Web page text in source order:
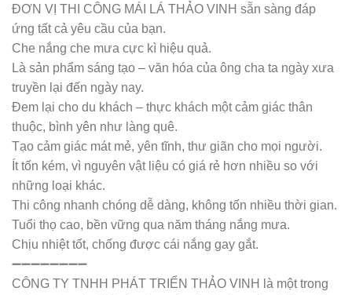
ĐƠN VỊ THI CÔNG MÁI LÁ THẢO VINH sẵn sàng đáp
ứng tất cả yêu cầu của bạn.
Che nắng che mưa cực kì hiệu quả.
Là sản phẩm sáng tạo – văn hóa của ông cha ta ngày xưa
truyền lại đến ngày nay.
Đem lại cho du khách – thực khách một cảm giác thân
thuộc, bình yên như làng quê.
Tạo cảm giác mát mẻ, yên tĩnh, thư giãn cho mọi người.
Ít tốn kém, vì nguyên vật liệu có giá rẻ hơn nhiều so với
những loại khác.
Thi công nhanh chóng dễ dàng, không tốn nhiều thời gian.
Tuổi thọ cao, bền vững qua năm tháng nắng mưa.
Chịu nhiệt tốt, chống được cái nắng gay gắt.
➖➖➖➖➖➖➖➖
CÔNG TY TNHH PHÁT TRIỂN THẢO VINH là một trong